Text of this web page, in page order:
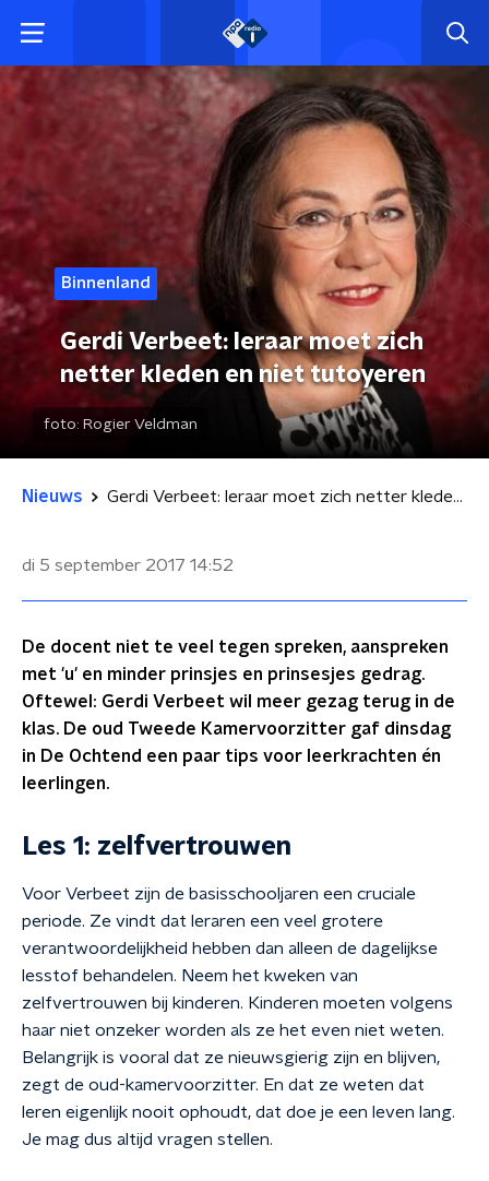
Binnenland
Gerdi Verbeet: leraar moet zich
netter kleden en niet tutoyeren
foto: Rogier Veldman
Nieuws Gerdi Verbeet: leraar moet zich netter kleden en niet tutoyeren
di 5 september 2017 14:52
De docent niet te veel tegen spreken, aanspreken
met 'u' en minder prinsjes en prinsesjes gedrag.
Oftewel: Gerdi Verbeet wil meer gezag terug in de
klas. De oud Tweede Kamervoorzitter gaf dinsdag
in De Ochtend een paar tips voor leerkrachten én
leerlingen.
Les 1: zelfvertrouwen
Voor Verbeet zijn de basisschooljaren een cruciale
periode. Ze vindt dat leraren een veel grotere
verantwoordelijkheid hebben dan alleen de dagelijkse
lesstof behandelen. Neem het kweken van
zelfvertrouwen bij kinderen. Kinderen moeten volgens
haar niet onzeker worden als ze het even niet weten.
Belangrijk is vooral dat ze nieuwsgierig zijn en blijven,
zegt de oud-kamervoorzitter. En dat ze weten dat
leren eigenlijk nooit ophoudt, dat doe je een leven lang.
Je mag dus altijd vragen stellen.